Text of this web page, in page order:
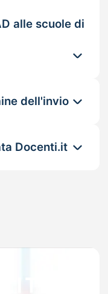
alle scuole di
dell'invio
Docenti.it